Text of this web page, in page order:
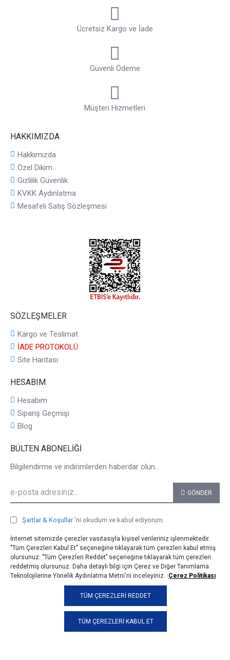
Ücretsiz Kargo ve İade
Güvenli Ödeme
Müşteri Hizmetleri
HAKKIMIZDA
Hakkımızda
Özel Dikim
Gizlilik Güvenlik
KVKK Aydınlatma
Mesafeli Satış Sözleşmesi
SÖZLEŞMELER
Kargo ve Teslimat
İADE PROTOKOLÜ
Site Haritası
HESABIM
Hesabım
Sipariş Geçmişi
Blog
BÜLTEN ABONELIĞI
Bilgilendirme ve indirimlerden haberdar olun...
GÖNDER
Şartlar & Koşullar 'ni okudum ve kabul ediyorum.
© 2025, taji.com.tr, Tüm Hakları Saklıdır.
TÜM ÇEREZLERI KABUL ET
İnternet sitemizde çerezler vasıtasıyla kişisel verileriniz işlenmektedir.
"Tüm Çerezleri Kabul Et" seçeneğine tıklayarak tüm çerezleri kabul etmiş
olursunuz. ‘’Tüm Çerezleri Reddet’’ seçeneğine tıklayarak tüm çerezleri
reddetmiş olursunuz. Daha detaylı bilgi için Çerez ve Diğer Tanımlama
Teknolojilerine Yönelik Aydınlatma Metni'ni inceleyiniz. :Çerez Politikası
TÜM ÇEREZLERI REDDET